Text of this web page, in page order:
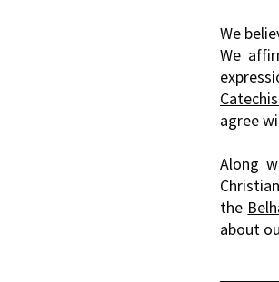
We
We
agree
Along
the
about